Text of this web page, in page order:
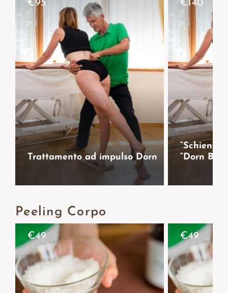
€95
Trattamento ad impulso Dorn
€140
“Schiena
“Dorn
Peeling Corpo
€49 €49